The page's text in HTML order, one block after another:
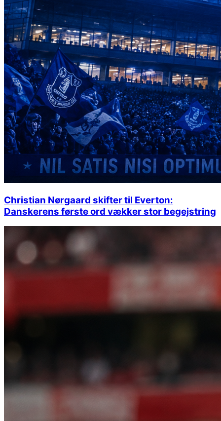
Christian Nørgaard skifter til Everton:
Danskerens første ord vækker stor begejstring